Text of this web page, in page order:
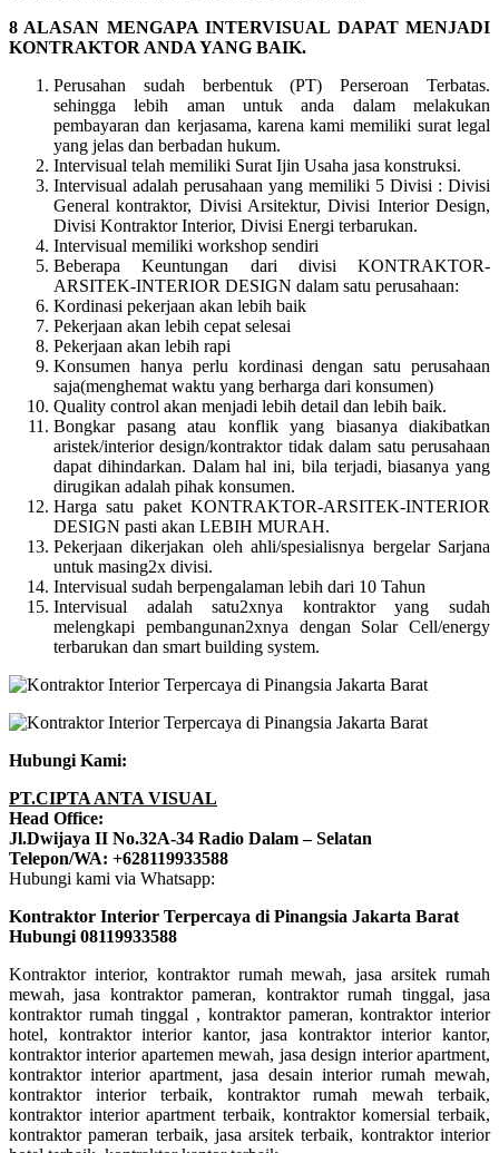
8 ALASAN MENGAPA INTERVISUAL DAPAT MENJADI
KONTRAKTOR ANDA YANG BAIK.
Perusahan sudah berbentuk (PT) Perseroan Terbatas.
sehingga lebih aman untuk anda dalam melakukan
pembayaran dan kerjasama, karena kami memiliki surat legal
yang jelas dan berbadan hukum.
Intervisual telah memiliki Surat Ijin Usaha jasa konstruksi.
Intervisual adalah perusahaan yang memiliki 5 Divisi : Divisi
General kontraktor, Divisi Arsitektur, Divisi Interior Design,
Divisi Kontraktor Interior, Divisi Energi terbarukan.
Intervisual memiliki workshop sendiri
Beberapa Keuntungan dari divisi KONTRAKTOR-
ARSITEK-INTERIOR DESIGN dalam satu perusahaan:
Kordinasi pekerjaan akan lebih baik
Pekerjaan akan lebih cepat selesai
Pekerjaan akan lebih rapi
Konsumen hanya perlu kordinasi dengan satu perusahaan
saja(menghemat waktu yang berharga dari konsumen)
Quality control akan menjadi lebih detail dan lebih baik.
Bongkar pasang atau konflik yang biasanya diakibatkan
aristek/interior design/kontraktor tidak dalam satu perusahaan
dapat dihindarkan. Dalam hal ini, bila terjadi, biasanya yang
dirugikan adalah pihak konsumen.
Harga satu paket KONTRAKTOR-ARSITEK-INTERIOR
DESIGN pasti akan LEBIH MURAH.
Pekerjaan dikerjakan oleh ahli/spesialisnya bergelar Sarjana
untuk masing2x divisi.
Intervisual sudah berpengalaman lebih dari 10 Tahun
Intervisual adalah satu2xnya kontraktor yang sudah
melengkapi pembangunan2xnya dengan Solar Cell/energy
terbarukan dan smart building system.
Hubungi Kami:
PT.CIPTA ANTA VISUAL
Head Office:
Jl.Dwijaya II No.32A-34 Radio Dalam – Selatan
Telepon/WA: +628119933588
Hubungi kami via Whatsapp:
Kontraktor Interior Terpercaya di Pinangsia Jakarta Barat
Hubungi 08119933588
Kontraktor interior, kontraktor rumah mewah, jasa arsitek rumah
mewah, jasa kontraktor pameran, kontraktor rumah tinggal, jasa
kontraktor rumah tinggal , kontraktor pameran, kontraktor interior
hotel, kontraktor interior kantor, jasa kontraktor interior kantor,
kontraktor interior apartemen mewah, jasa design interior apartment,
kontraktor interior apartment, jasa desain interior rumah mewah,
kontraktor interior terbaik, kontraktor rumah mewah terbaik,
kontraktor interior apartment terbaik, kontraktor komersial terbaik,
kontraktor pameran terbaik, jasa arsitek terbaik, kontraktor interior